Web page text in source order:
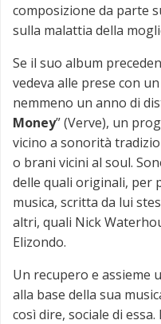
composizione da parte
sulla malattia della
Se il suo album
vedeva alle prese con
nemmeno un anno di
Money” (Verve), un
vicino a sonorità
o brani vicini al soul.
delle quali originali, per
musica, scritta da lui
altri, quali Nick
Elizondo.
Un recupero e assieme
alla base della sua
così dire, sociale di